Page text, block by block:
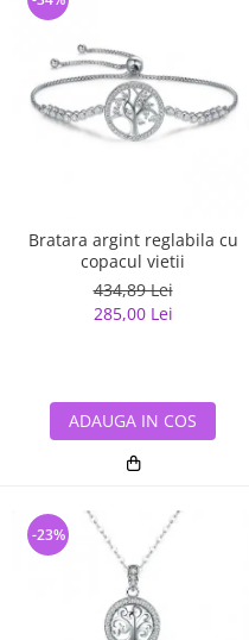
Bratara argint reglabila cu
copacul vietii
434,89 Lei
285,00 Lei
ADAUGA IN COS
-23%